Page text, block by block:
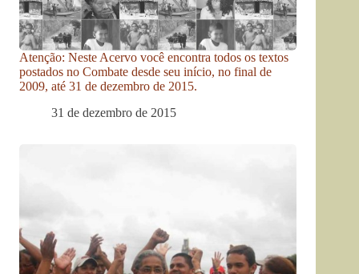
Atenção: Neste Acervo você encontra todos os textos
postados no Combate desde seu início, no final de
2009, até 31 de dezembro de 2015.
31 de dezembro de 2015